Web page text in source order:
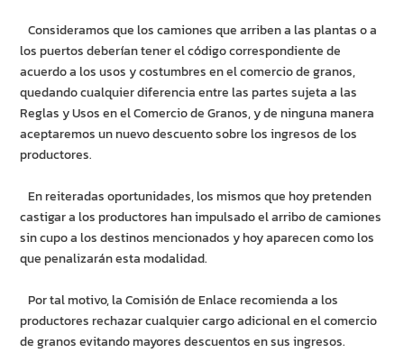
Consideramos que los camiones que arriben a las plantas o a
los puertos deberían tener el código correspondiente de
acuerdo a los usos y costumbres en el comercio de granos,
quedando cualquier diferencia entre las partes sujeta a las
Reglas y Usos en el Comercio de Granos, y de ninguna manera
aceptaremos un nuevo descuento sobre los ingresos de los
productores.
En reiteradas oportunidades, los mismos que hoy pretenden
castigar a los productores han impulsado el arribo de camiones
sin cupo a los destinos mencionados y hoy aparecen como los
que penalizarán esta modalidad.
Por tal motivo, la Comisión de Enlace recomienda a los
productores rechazar cualquier cargo adicional en el comercio
de granos evitando mayores descuentos en sus ingresos.